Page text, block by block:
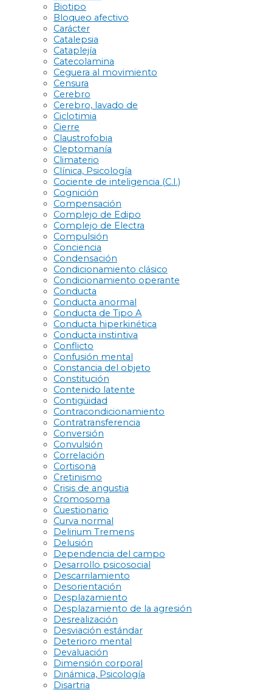
Biotipo
Bloqueo afectivo
Carácter
Catalepsia
Cataplejía
Catecolamina
Ceguera al movimiento
Censura
Cerebro
Cerebro, lavado de
Ciclotimia
Cierre
Claustrofobia
Cleptomanía
Climaterio
Clínica, Psicología
Cociente de inteligencia (C.I.)
Cognición
Compensación
Complejo de Edipo
Complejo de Electra
Compulsión
Conciencia
Condensación
Condicionamiento clásico
Condicionamiento operante
Conducta
Conducta anormal
Conducta de Tipo A
Conducta hiperkinética
Conducta instintiva
Conflicto
Confusión mental
Constancia del objeto
Constitución
Contenido latente
Contigüidad
Contracondicionamiento
Contratransferencia
Conversión
Convulsión
Correlación
Cortisona
Cretinismo
Crisis de angustia
Cromosoma
Cuestionario
Curva normal
Delirium Tremens
Delusión
Dependencia del campo
Desarrollo psicosocial
Descarrilamiento
Desorientación
Desplazamiento
Desplazamiento de la agresión
Desrealización
Desviación estándar
Deterioro mental
Devaluación
Dimensión corporal
Dinámica, Psicología
Disartria